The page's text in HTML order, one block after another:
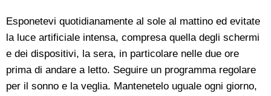
Esponetevi quotidianamente al sole al mattino ed evitate
la luce artificiale intensa, compresa quella degli schermi
e dei dispositivi, la sera, in particolare nelle due ore
prima di andare a letto. Seguire un programma regolare
per il sonno e la veglia. Mantenetelo uguale ogni giorno,